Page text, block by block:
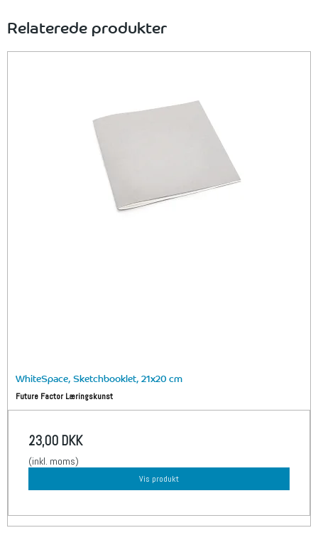
Relaterede produkter
WhiteSpace, Sketchbooklet, 21x20 cm
Future Factor Læringskunst
23,00 DKK
(inkl. moms)
Vis produkt